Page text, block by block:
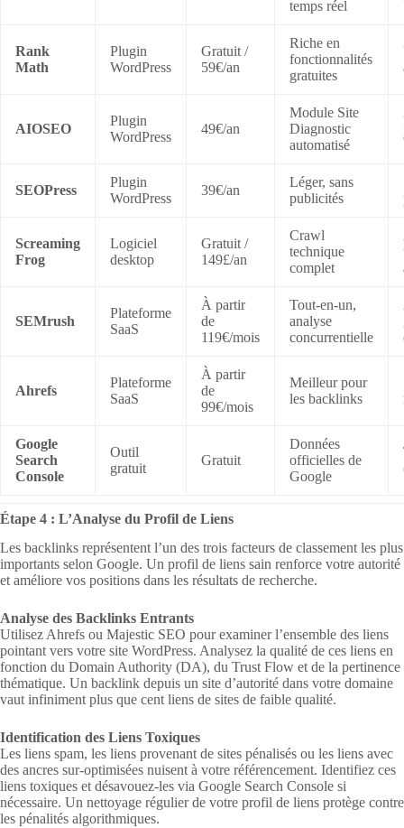
temps réel
Rank
Math
Plugin
WordPress
Gratuit /
59€/an
Riche en
fonctionnalités
gratuites
AIOSEO
Plugin
WordPress
49€/an
Module Site
Diagnostic
automatisé
SEOPress
Plugin
WordPress
39€/an
Léger, sans
publicités
Screaming
Frog
Logiciel
desktop
Gratuit /
149£/an
Crawl
technique
complet
SEMrush
Plateforme
SaaS
À partir
de
119€/mois
Tout-en-un,
analyse
concurrentielle
Ahrefs
Plateforme
SaaS
À partir
de
99€/mois
Meilleur pour
les backlinks
Google
Search
Console
Outil
gratuit
Gratuit
Données
officielles de
Google
Étape 4 : L’Analyse du Profil de Liens
Les backlinks représentent l’un des trois facteurs de classement les plus
importants selon Google. Un profil de liens sain renforce votre autorité
et améliore vos positions dans les résultats de recherche.
Analyse des Backlinks Entrants
Utilisez Ahrefs ou Majestic SEO pour examiner l’ensemble des liens
pointant vers votre site WordPress. Analysez la qualité de ces liens en
fonction du Domain Authority (DA), du Trust Flow et de la pertinence
thématique. Un backlink depuis un site d’autorité dans votre domaine
vaut infiniment plus que cent liens de sites de faible qualité.
Identification des Liens Toxiques
Les liens spam, les liens provenant de sites pénalisés ou les liens avec
des ancres sur-optimisées nuisent à votre référencement. Identifiez ces
liens toxiques et désavouez-les via Google Search Console si
nécessaire. Un nettoyage régulier de votre profil de liens protège contre
les pénalités algorithmiques.